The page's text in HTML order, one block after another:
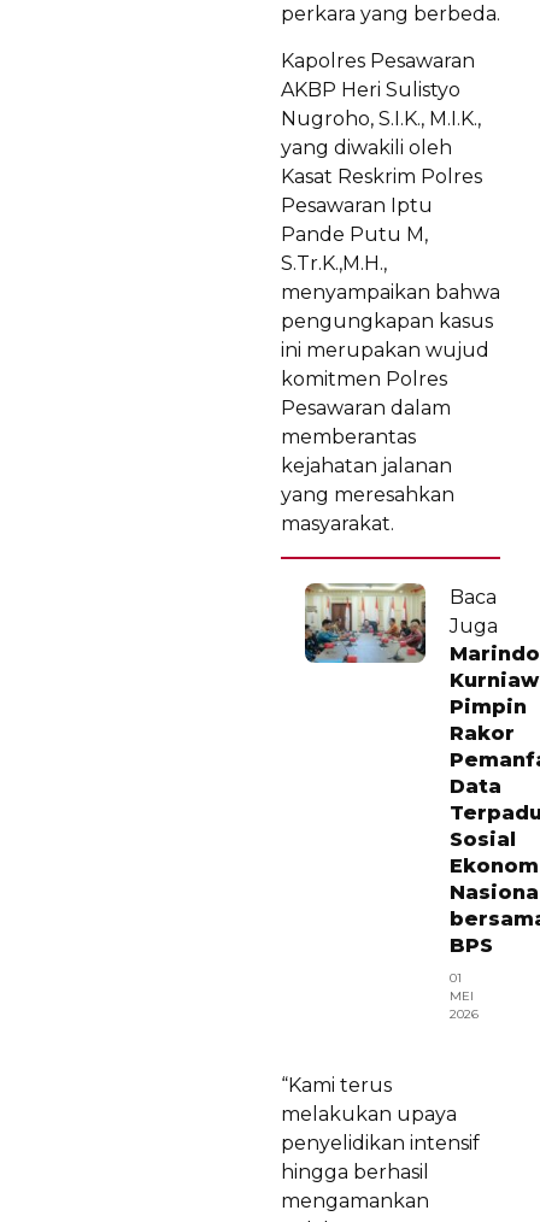
perkara yang berbeda.
Kapolres Pesawaran
AKBP Heri Sulistyo
Nugroho, S.I.K., M.I.K.,
yang diwakili oleh
Kasat Reskrim Polres
Pesawaran Iptu
Pande Putu M,
S.Tr.K.,M.H.,
menyampaikan bahwa
pengungkapan kasus
ini merupakan wujud
komitmen Polres
Pesawaran dalam
memberantas
kejahatan jalanan
yang meresahkan
masyarakat.
Baca
Juga
Marindo
Pimpin
Rakor
Data
Sosial
BPS
01
MEI
2026
“Kami terus
melakukan upaya
penyelidikan intensif
hingga berhasil
mengamankan